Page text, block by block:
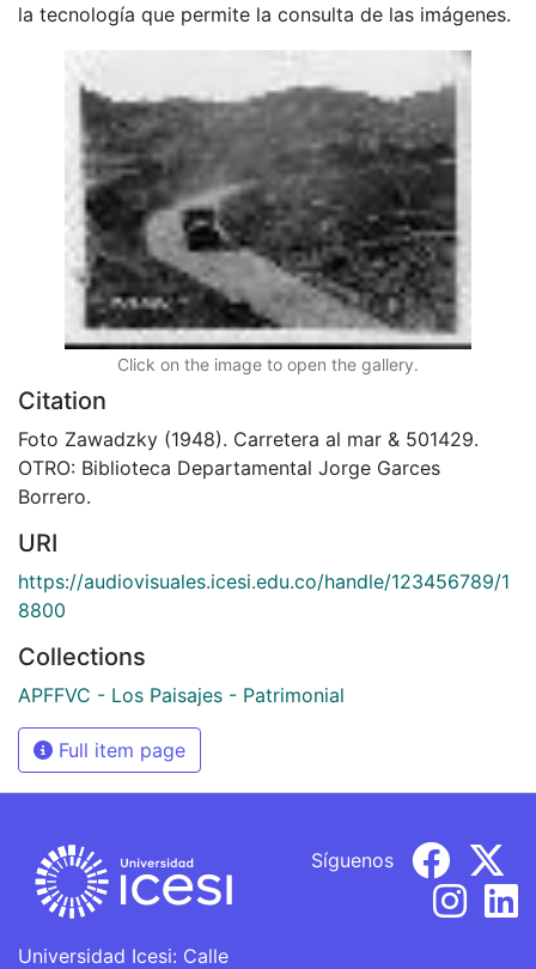
la tecnología que permite la consulta de las imágenes.
Click on the image to open the gallery.
Citation
Foto Zawadzky (1948). Carretera al mar & 501429.
OTRO: Biblioteca Departamental Jorge Garces
Borrero.
URI
https://audiovisuales.icesi.edu.co/handle/123456789/1
8800
Collections
APFFVC - Los Paisajes - Patrimonial
Full item page
Universidad Icesi: Calle
Síguenos